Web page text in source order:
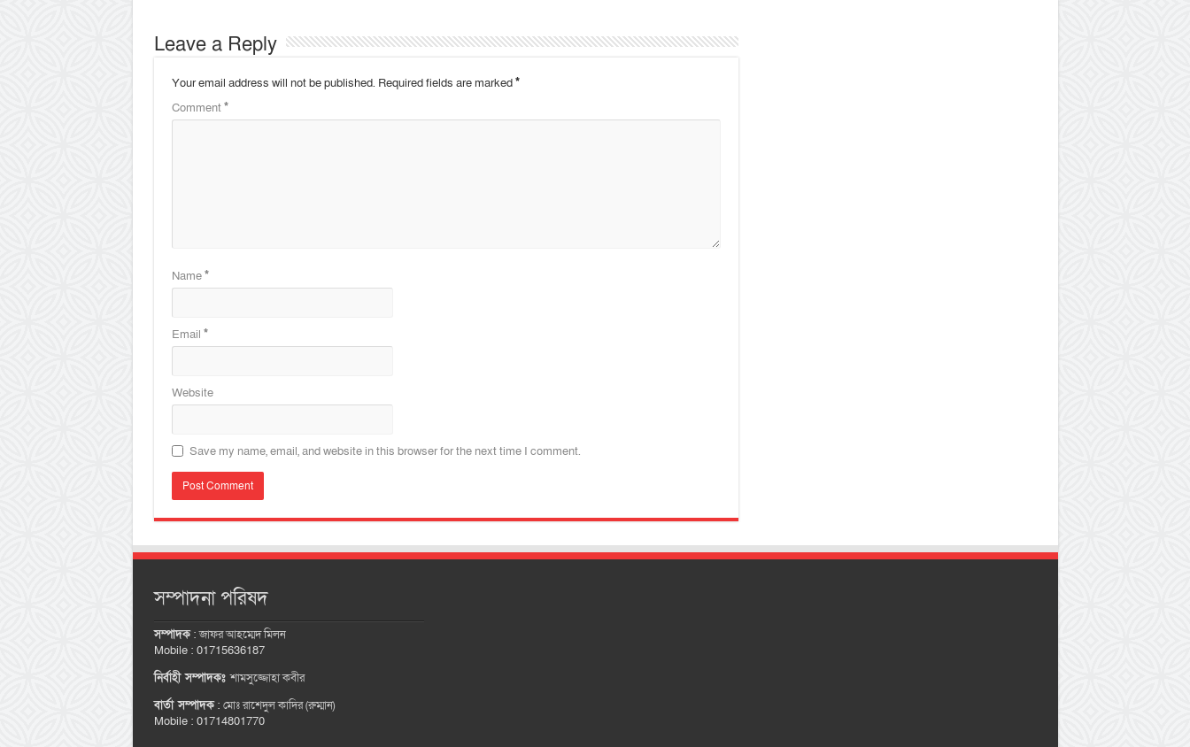
Leave a Reply
Your email address will not be published. Required fields are marked*
Comment*
Name*
Email *
Website
Save my name, email, and website in this browser for the next time I comment.
সম্পাদনা পরিষদ
সম্পাদক:জাফর আহম্মেদ মিলন
Mobile : 01715636187
নির্বাহী সম্পাদকঃশামসুজ্জোহা কবীর
বার্তা সম্পাদক: মোঃ রাশেদুল কাদির (রুম্মান)
Mobile : 01714801770